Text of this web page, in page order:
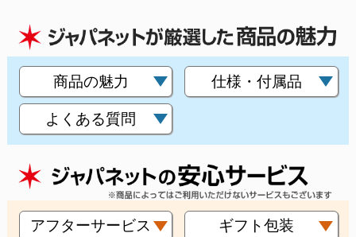
商品の魅力 仕様・付属品
よくある質問
アフターサービス ギフト包装